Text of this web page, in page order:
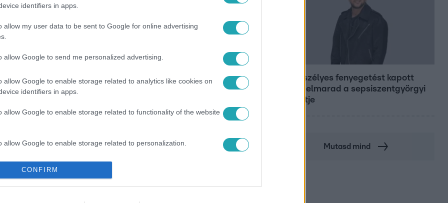
identifiers in apps.
allow my user data to be sent to Google for online advertising
allow Google to send me personalized advertising.
allow Google to enable storage related to analytics like cookies on
identifiers in apps.
allow Google to enable storage related to functionality of the website
allow Google to enable storage related to personalization.
allow Google to enable storage related to security, including
functionality and fraud prevention, and other user protection.
CONFIRM
Életveszélyes fenyegetést kapott
Majka, elmarad a sepsiszentgyörgyi
koncertje
Mutasd mind